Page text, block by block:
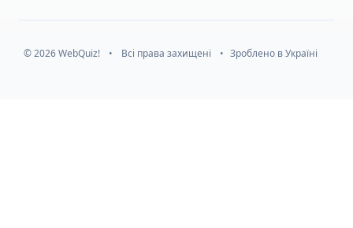
© 2026 WebQuiz! • Всі права захищені • Зроблено в Україні